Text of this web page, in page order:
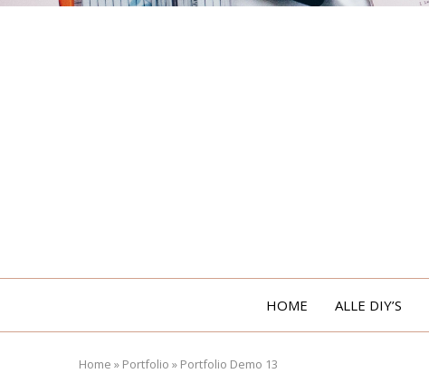
HOME ALLE DIY’S
Home » Portfolio » Portfolio Demo 13